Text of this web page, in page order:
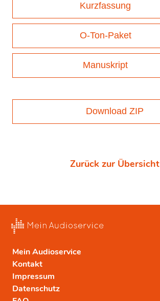
Kurzfassung
O-Ton-Paket
Manuskript
Download ZIP
Zurück zur Übersicht
Mein Audioservice
Kontakt
Impressum
Datenschutz